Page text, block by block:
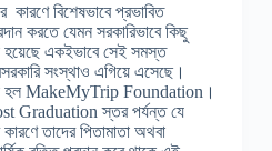
কারণে বিশেষভাবে প্রভাবিত
করতে যেমন সরকারিভাবে কিছু
একইভাবে সেই সমস্ত
সংস্থাও এগিয়ে এসেছে।
হল MakeMyTrip Foundation।
Graduation স্তর পর্যন্ত যে
কারণে তাদের পিতামাতা অথবা